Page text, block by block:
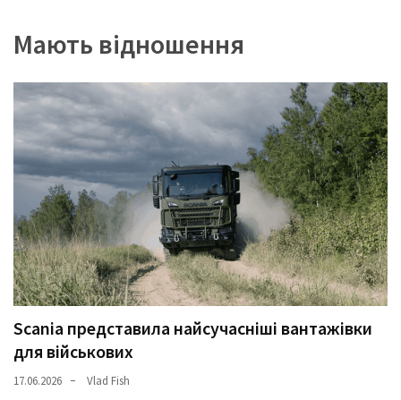
Мають відношення
Scania представила найсучасніші вантажівки
для військових
17.06.2026 Vlad Fish